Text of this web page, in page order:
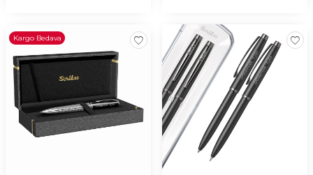
Kargo Bedava